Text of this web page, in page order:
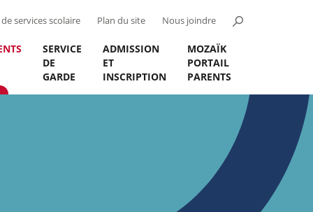
services scolaire Plan du site Nous joindre
SERVICE
DE
GARDE
ADMISSION
ET
INSCRIPTION
MOZAÏK
PORTAIL
PARENTS